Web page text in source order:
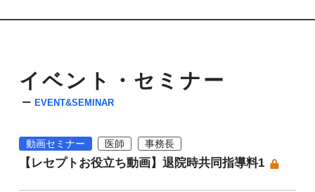
イベント・セミナー
EVENT&SEMINAR
動画セミナー 医師 事務長
【レセプトお役立ち動画】退院時共同指導料1